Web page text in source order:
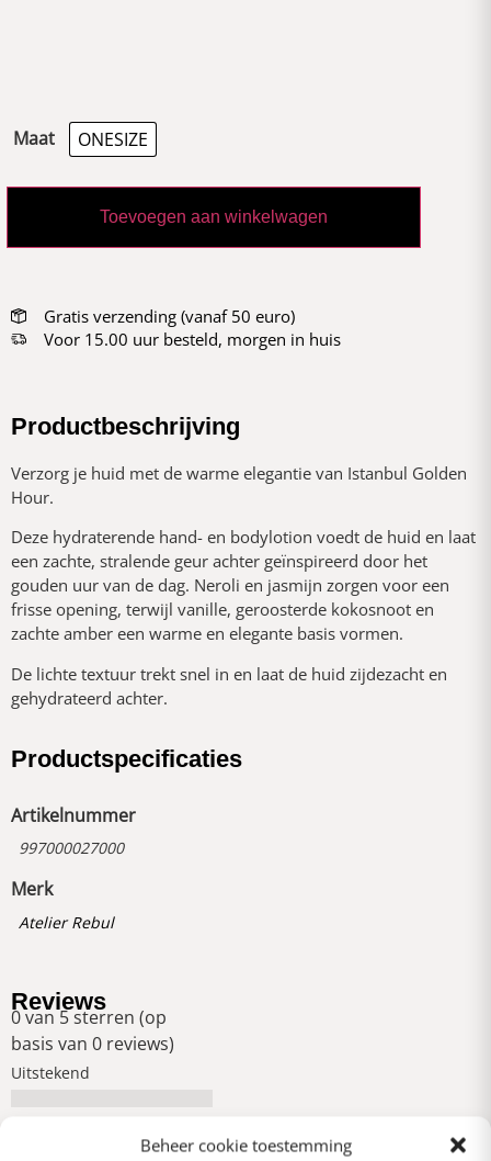
Beheer cookie toestemming
Maat ONESIZE
Toevoegen aan winkelwagen
Gratis verzending (vanaf 50 euro)
Voor 15.00 uur besteld, morgen in huis
Productbeschrijving
Verzorg je huid met de warme elegantie van Istanbul Golden
Hour.
Deze hydraterende hand- en bodylotion voedt de huid en laat
een zachte, stralende geur achter geïnspireerd door het
gouden uur van de dag. Neroli en jasmijn zorgen voor een
frisse opening, terwijl vanille, geroosterde kokosnoot en
zachte amber een warme en elegante basis vormen.
De lichte textuur trekt snel in en laat de huid zijdezacht en
gehydrateerd achter.
Productspecificaties
Artikelnummer
997000027000
Merk
Atelier Rebul
Reviews
0 van 5 sterren (op
basis van 0 reviews)
Uitstekend